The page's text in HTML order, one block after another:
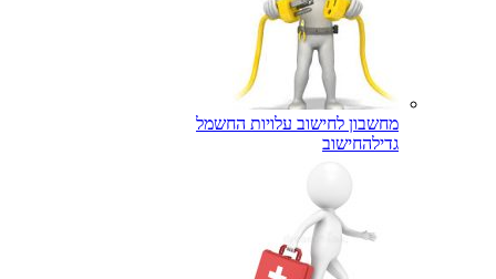
מחשבון לחישוב עלויות החשמל
גדילהחישוב